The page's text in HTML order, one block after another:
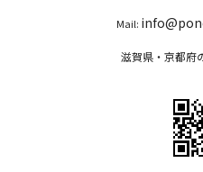
Mail:
滋賀県・京都府